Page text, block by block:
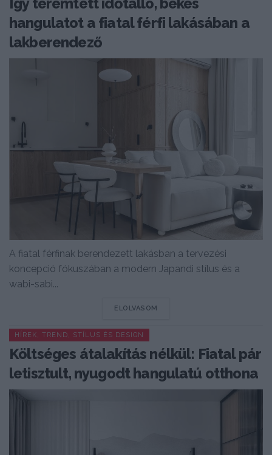
hangulatot a fiatal férfi lakásában a
lakberendező
A fiatal férfinak berendezett lakásban a tervezési
koncepció fókuszában a modern Japandi stílus és a
wabi-sabi...
ELOLVASOM
HÍREK, TREND, STÍLUS ÉS DESIGN
Költséges átalakítás nélkül: Fiatal pár
letisztult, nyugodt hangulatú otthona